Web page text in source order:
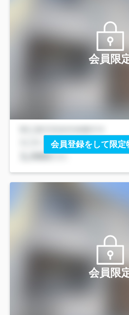
会員限
会員登録をして限定
会員限